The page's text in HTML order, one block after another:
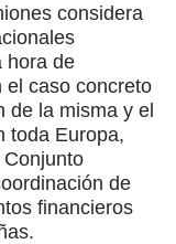
considera
hora de
el caso concreto
de la misma y el
toda Europa,
de
financieros